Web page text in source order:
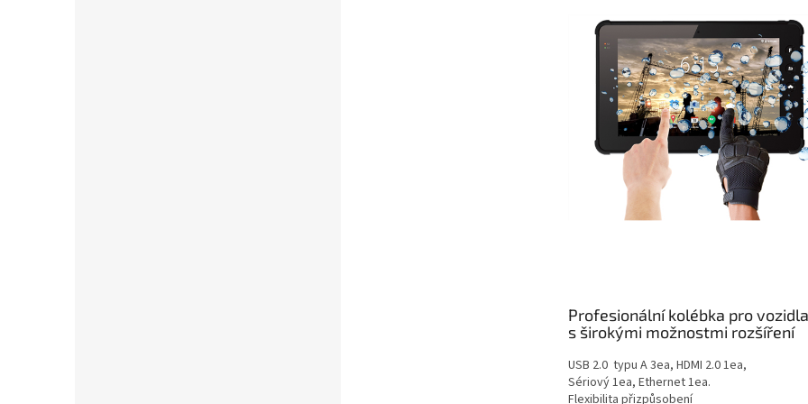
Profesionální kolébka pro vozidla
s širokými možnostmi rozšíření
USB 2.0 typu A 3ea, HDMI 2.0 1ea,
Sériový 1ea, Ethernet 1ea.
Flexibilita přizpůsobení